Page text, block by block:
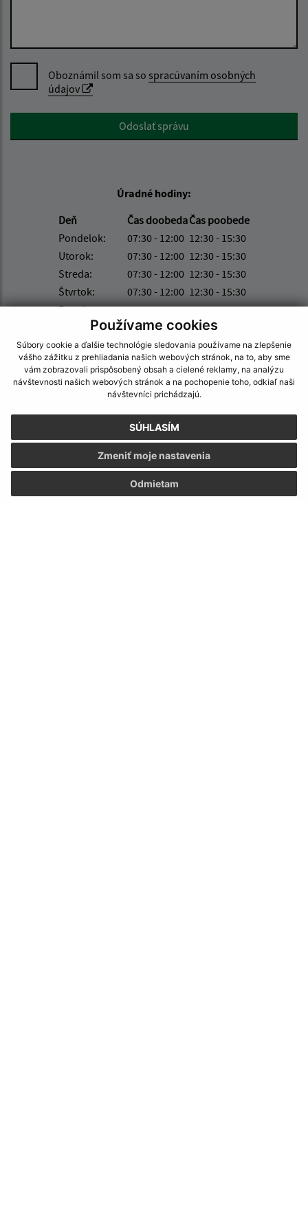
Používame cookies
Súbory cookie a ďalšie technológie sledovania používame na zlepšenie
vášho zážitku z prehliadania našich webových stránok, na to, aby sme
vám zobrazovali prispôsobený obsah a cielené reklamy, na analýzu
návštevnosti našich webových stránok a na pochopenie toho, odkiaľ naši
návštevníci prichádzajú.
SÚHLASÍM
Odmietam
Zmeniť moje nastavenia
Oboznámil som sa so spracúvaním osobných
údajov
Google reCaptcha ResponseOdoslať správu
Úradné hodiny:
Deň
Čas doobedaČas poobede
Pondelok:
07:30 - 12:00 12:30 - 15:30
Utorok:
07:30 - 12:00 12:30 - 15:30
Streda:
07:30 - 12:00 12:30 - 15:30
Štvrtok:
07:30 - 12:00 12:30 - 15:30
Piatok:
07:30 - 12:00 12:30 - 15:30
Obedňajšia prestávka:12:00 - 12:30
Kontakt:
Jastrabie nad Topľou 113
094 35 Soľ
obec@jastrabie.sk
+421 574 496 315